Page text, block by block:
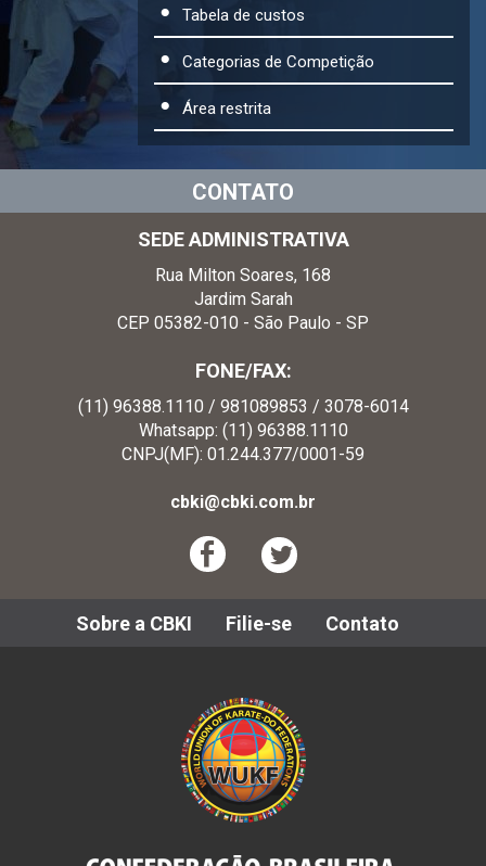
Tabela de custos
Categorias de Competição
Área restrita
CONTATO
SEDE ADMINISTRATIVA
Rua Milton Soares, 168
Jardim Sarah
CEP 05382-010 - São Paulo - SP
FONE/FAX:
(11) 96388.1110 / 981089853 / 3078-6014
Whatsapp: (11) 96388.1110
CNPJ(MF): 01.244.377/0001-59
cbki@cbki.com.br
Sobre a CBKI Filie-se Contato